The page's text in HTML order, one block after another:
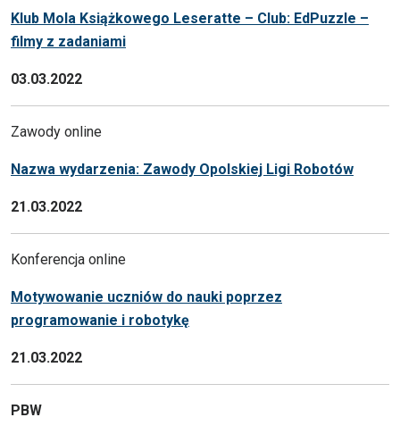
Klub Mola Książkowego Leseratte – Club: EdPuzzle –
filmy z zadaniami
03.03.2022
Zawody online
Nazwa wydarzenia: Zawody Opolskiej Ligi Robotów
21.03.2022
Konferencja online
Motywowanie uczniów do nauki poprzez
programowanie i robotykę
21.03.2022
PBW